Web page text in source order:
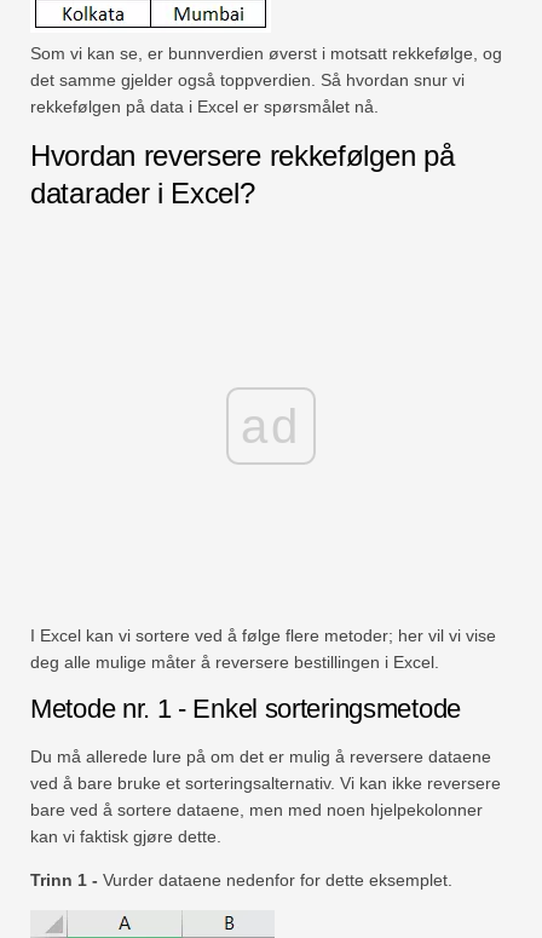
Som vi kan se, er bunnverdien øverst i motsatt rekkefølge, og
det samme gjelder også toppverdien. Så hvordan snur vi
rekkefølgen på data i Excel er spørsmålet nå.
Hvordan reversere rekkefølgen på
datarader i Excel?
ad
I Excel kan vi sortere ved å følge flere metoder; her vil vi vise
deg alle mulige måter å reversere bestillingen i Excel.
Metode nr. 1 - Enkel sorteringsmetode
Du må allerede lure på om det er mulig å reversere dataene
ved å bare bruke et sorteringsalternativ. Vi kan ikke reversere
bare ved å sortere dataene, men med noen hjelpekolonner
kan vi faktisk gjøre dette.
Trinn 1 - Vurder dataene nedenfor for dette eksemplet.